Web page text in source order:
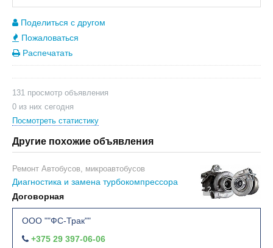
Поделиться с другом
Пожаловаться
Распечатать
131 просмотр объявления
0 из них сегодня
Посмотреть статистику
Другие похожие объявления
2
Ремонт Автобусов, микроавтобусов
Диагностика и замена турбокомпрессора
Договорная
ООО ""ФС-Трак""
+375 29 397-06-06